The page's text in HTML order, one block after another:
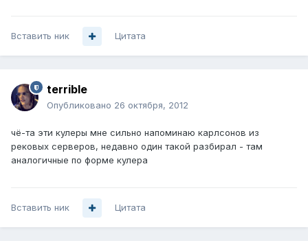
Вставить ник Цитата
terrible
Опубликовано 26 октября, 2012
чё-та эти кулеры мне сильно напоминаю карлсонов из
рековых серверов, недавно один такой разбирал - там
аналогичные по форме кулера
Вставить ник Цитата